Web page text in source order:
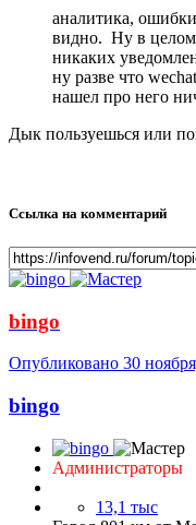
аналитика,
видно. Ну в целом
никаких
ну разве что
нашел про него
Дык пользуешься или
Ссылка на комментарий
bingo
Опубликовано 30
bingo
Администраторы
13,1 тыс